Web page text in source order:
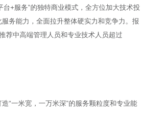
+服务”的独特商业模式，全方位加大技术投
务能力，全面拉升整体硬实力和竞争力。报
荐中高端管理人员和专业技术人员超过
“一米宽，一万米深”的服务颗粒度和专业能